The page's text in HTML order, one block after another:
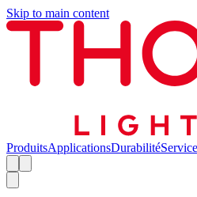
Skip to main content
ProduitsApplicationsDurabilité